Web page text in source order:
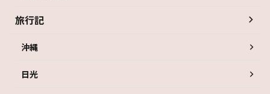
旅行記
沖縄
日光